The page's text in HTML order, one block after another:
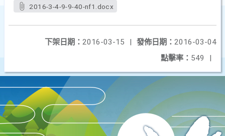
2016-3-4-9-9-40-nf1.docx
發佈日期： 2016-03-04
下架日期： 2016-03-15
|
點擊率： 549 |